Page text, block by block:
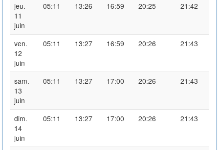
jeu.
11
juin
05:11 13:26 16:59 20:25 21:42
ven.
12
juin
05:11 13:27 16:59 20:26 21:43
sam.
13
juin
05:11 13:27 17:00 20:26 21:43
dim.
14
juin
05:11 13:27 17:00 20:26 21:43